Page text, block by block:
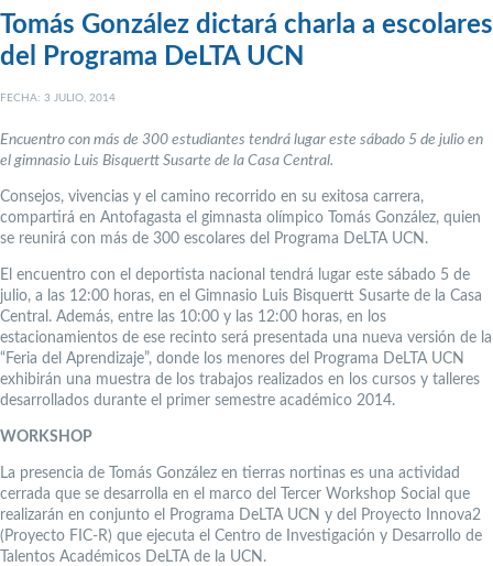
Tomás González dictará charla a escolares
del Programa DeLTA UCN
FECHA: 3 JULIO, 2014
Encuentro con más de 300 estudiantes tendrá lugar este sábado 5 de julio en
el gimnasio Luis Bisquertt Susarte de la Casa Central.
Consejos, vivencias y el camino recorrido en su exitosa carrera,
compartirá en Antofagasta el gimnasta olímpico Tomás González, quien
se reunirá con más de 300 escolares del Programa DeLTA UCN.
El encuentro con el deportista nacional tendrá lugar este sábado 5 de
julio, a las 12:00 horas, en el Gimnasio Luis Bisquertt Susarte de la Casa
Central. Además, entre las 10:00 y las 12:00 horas, en los
estacionamientos de ese recinto será presentada una nueva versión de la
“Feria del Aprendizaje”, donde los menores del Programa DeLTA UCN
exhibirán una muestra de los trabajos realizados en los cursos y talleres
desarrollados durante el primer semestre académico 2014.
WORKSHOP
La presencia de Tomás González en tierras nortinas es una actividad
cerrada que se desarrolla en el marco del Tercer Workshop Social que
realizarán en conjunto el Programa DeLTA UCN y del Proyecto Innova2
(Proyecto FIC-R) que ejecuta el Centro de Investigación y Desarrollo de
Talentos Académicos DeLTA de la UCN.